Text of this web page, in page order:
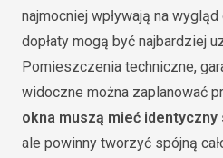
najmocniej wpływają na
dopłaty mogą być najbardziej
Pomieszczenia techniczne,
widoczne można zaplanować
okna muszą mieć
ale powinny tworzyć spójną